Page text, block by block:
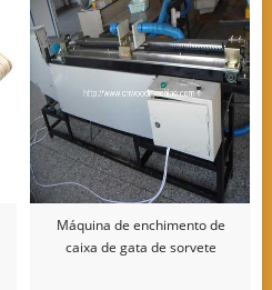
Máquina de enchimento de
caixa de gata de sorvete